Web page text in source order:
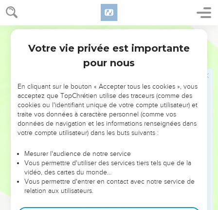
NE MANQUEZ PAS L’ÉVÉNEMENT
DE L’ANNÉE !
ET SI LEURS ERREURS POUVAIENT VOUS ÉVITER LES
VOTRES ?
leur foi ou leur vision. Mais on voit moins les doutes, les erreurs
et les saisons difficiles qu'ils ont traversés, alors même que ce
sont elles qui les ont façonnés.
Dans cette conférence, leaders, entrepreneurs, et responsables
Votre vie privée est importante
pour nous
En cliquant sur le bouton « Accepter tous les cookies », vous
acceptez que TopChrétien utilise des traceurs (comme des
cookies ou l'identifiant unique de votre compte utilisateur) et
traite vos données à caractère personnel (comme vos
données de navigation et les informations renseignées dans
votre compte utilisateur) dans les buts suivants :
Mesurer l'audience de notre service
Vous permettre d'utiliser des services tiers tels que de la
vidéo, des cartes du monde…
Vous permettre d'entrer en contact avec notre service de
relation aux utilisateurs.